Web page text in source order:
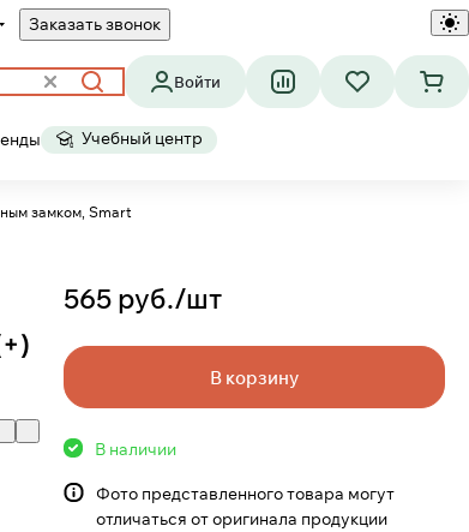
Заказать звонок
Войти
Учебный центр
замком, Smart
565 руб./шт
В корзину
В наличии
Фото представленного товара могут
отличаться от оригинала продукции